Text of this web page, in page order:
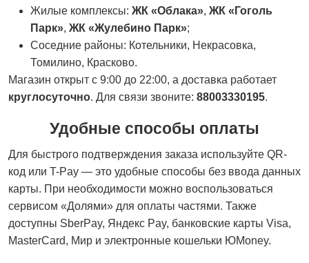
Жилые комплексы: ЖК «Облака», ЖК «Гоголь
Парк», ЖК «Жулебино Парк»;
Соседние районы: Котельники, Некрасовка,
Томилино, Красково.
Магазин открыт с 9:00 до 22:00, а доставка работает
круглосуточно. Для связи звоните: 88003330195.
Удобные способы оплаты
Для быстрого подтверждения заказа используйте QR-
код или T-Pay — это удобные способы без ввода данных
карты. При необходимости можно воспользоваться
сервисом «Долями» для оплаты частями. Также
доступны SberPay, Яндекс Pay, банковские карты Visa,
MasterCard, Мир и электронные кошельки ЮMoney.